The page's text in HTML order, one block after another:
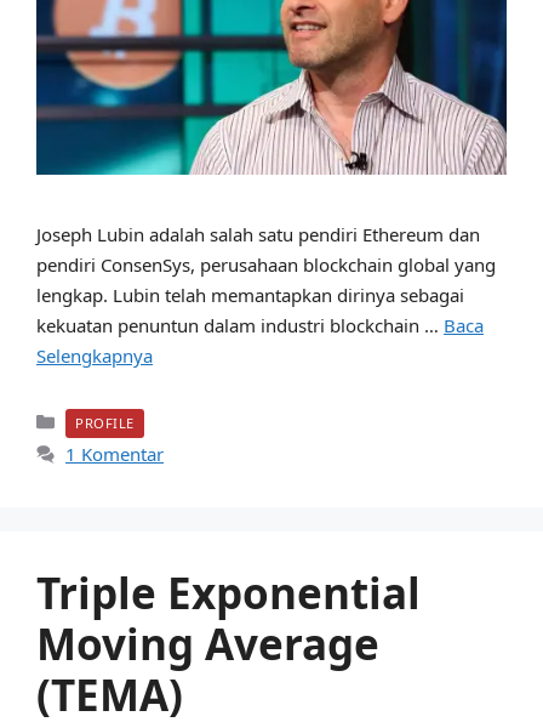
Joseph Lubin adalah salah satu pendiri Ethereum dan
pendiri ConsenSys, perusahaan blockchain global yang
lengkap. Lubin telah memantapkan dirinya sebagai
kekuatan penuntun dalam industri blockchain … Baca
Selengkapnya
Kategori
PROFILE
1 Komentar
Triple Exponential
Moving Average
(TEMA)